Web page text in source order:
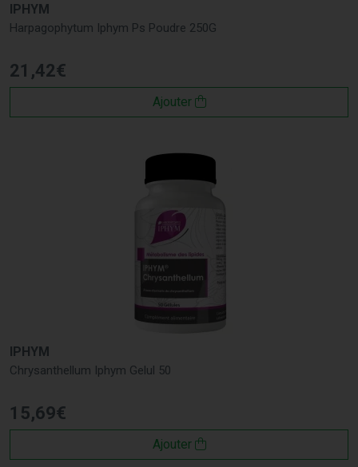
IPHYM
Harpagophytum Iphym Ps Poudre 250G
21 ,42€
Ajouter
IPHYM
Chrysanthellum Iphym Gelul 50
15,69€
Ajouter